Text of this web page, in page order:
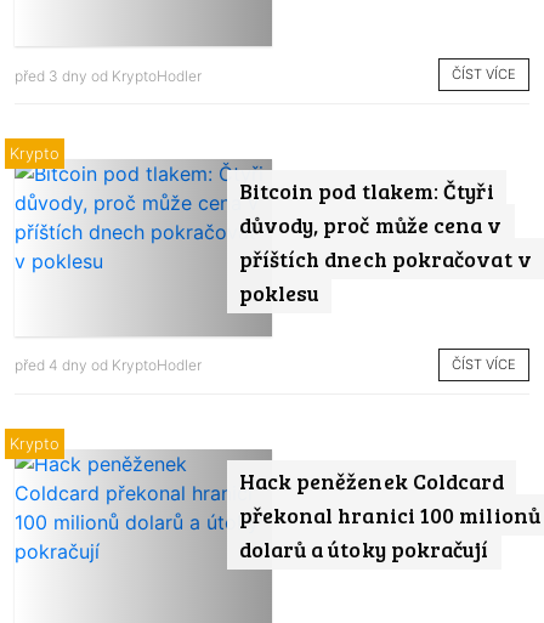
před 3 dny od KryptoHodler ČÍST VÍCE
Bitcoin pod tlakem: Čtyři
důvody, proč může cena v
příštích dnech pokračovat v
poklesu
Krypto
před 4 dny od KryptoHodler ČÍST VÍCE
Hack peněženek Coldcard
překonal hranici 100 milionů
dolarů a útoky pokračují
Krypto